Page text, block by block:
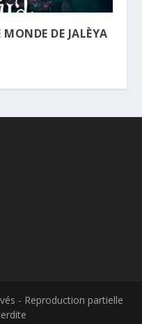
DE JALÈYA
- Reproduction partielle